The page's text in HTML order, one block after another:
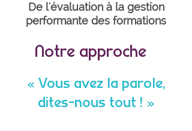
De l'évaluation à la gestion
performante des formations
Notre approche
« Vous avez la parole,
dites-nous tout ! »